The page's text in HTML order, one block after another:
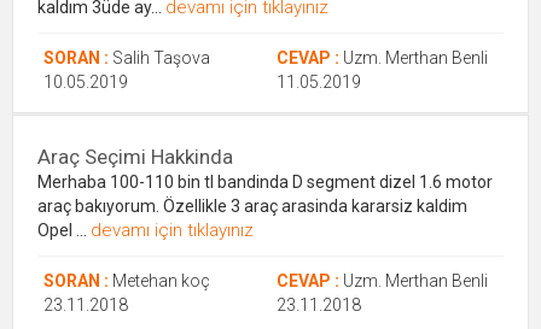
kaldım 3üde ay... devamı için tıklayınız
SORAN : Salih Taşova
10.05.2019
CEVAP : Uzm. Merthan Benli
11.05.2019
Araç Seçimi Hakkinda
Merhaba 100-110 bin tl bandinda D segment dizel 1.6 motor
araç bakıyorum. Özellikle 3 araç arasinda kararsiz kaldim
Opel ... devamı için tıklayınız
SORAN : Metehan koç
23.11.2018
CEVAP : Uzm. Merthan Benli
23.11.2018